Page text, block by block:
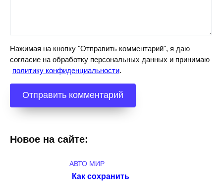
Нажимая на кнопку "Отправить комментарий", я даю
согласие на обработку персональных данных и принимаю
политику конфиденциальности.
Новое на сайте:
АВТО МИР
Как сохранить